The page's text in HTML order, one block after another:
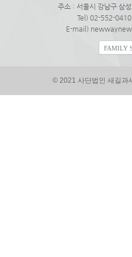
주소 : 서울시 강남구 삼
Tel) 02-552-
E-mail)
FAMILY
© 2021 사단법인 새길과